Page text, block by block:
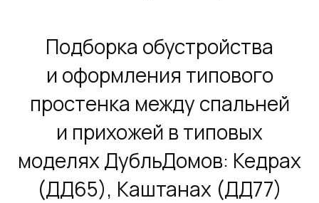
Подборка обустройства
и оформления типового
простенка между спальней
и прихожей в типовых
моделях ДубльДомов: Кедрах
(ДД65), Каштанах (ДД77)